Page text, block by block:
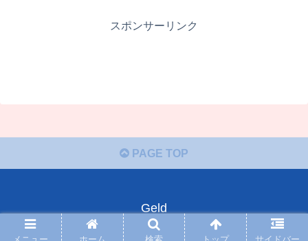
スポンサーリンク
PAGE TOP
Geld
© 2018 Geld.